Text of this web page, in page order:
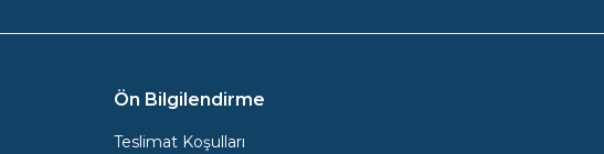
Ön Bilgilendirme
Teslimat Koşulları